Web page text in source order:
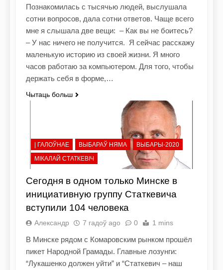
Познакомилась с тысячью людей, выслушала
сотни вопросов, дала сотни ответов. Чаще всего
мне я слышала две вещи: – Как вы не боитесь?
– У нас ничего не получится. Я сейчас расскажу
маленькую историю из своей жизни. Я много
часов работаю за компьютером. Для того, чтобы
держать себя в форме,…
Чытаць больш
| ГАЛОЎНАЕ ВЫБАРАЎ НЯМА
ВЫБАРЫ-2020
МІКАЛАЙ СТАТКЕВІЧ
Сегодня в одном только Минске в
инициативную группу Статкевича
вступили 104 человека
Александр 7 гадоў ago 0 1 mins
В Минске рядом с Комаровским рынком прошёл
пикет Народной Грамады. Главные лозунги:
“Лукашенко должен уйти” и “Статкевич – наш